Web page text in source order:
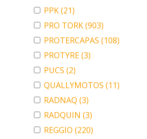
PPK(21)
PRO TORK(903)
PROTERCAPAS (108)
PROTYRE(3)
PUCS (2)
QUALLYMOTOS (11)
RADNAQ (3)
RADQUIN (3)
REGGIO (220)